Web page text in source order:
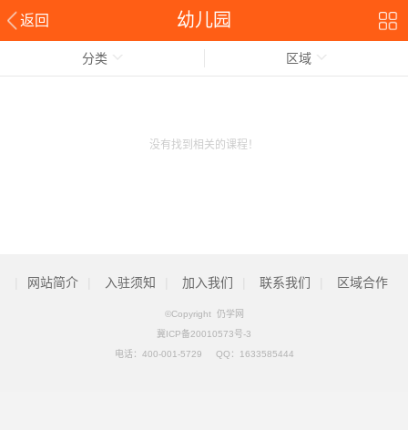
返回 幼儿园
分类 区域
没有找到相关的课程！
网站简介 入驻须知 加入我们 联系我们 区域合作
©Copyright 仍学网
冀ICP备20010573号-3
电话： 400-001-5729 QQ： 1633585444